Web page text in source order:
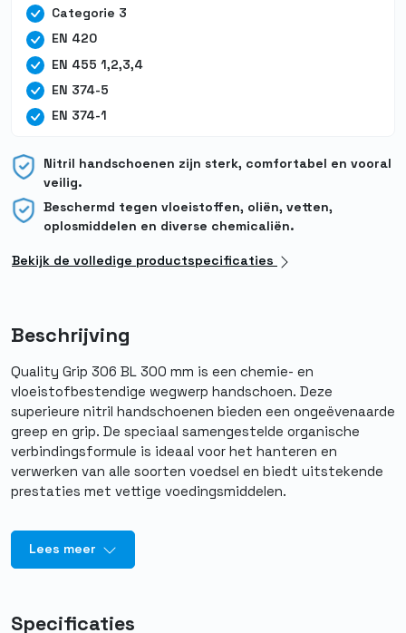
Categorie 3
EN 420
EN 455 1,2,3,4
EN 374-5
EN 374-1
Nitril handschoenen zijn sterk, comfortabel en vooral
veilig.
Beschermd tegen vloeistoffen, oliën, vetten,
oplosmiddelen en diverse chemicaliën.
Bekijk de volledige productspecificaties
Beschrijving
Quality Grip 306 BL 300 mm is een chemie- en
vloeistofbestendige wegwerp handschoen. Deze
superieure nitril handschoenen bieden een ongeëvenaarde
greep en grip. De speciaal samengestelde organische
verbindingsformule is ideaal voor het hanteren en
verwerken van alle soorten voedsel en biedt uitstekende
prestaties met vettige voedingsmiddelen.
Lees meer
Specificaties